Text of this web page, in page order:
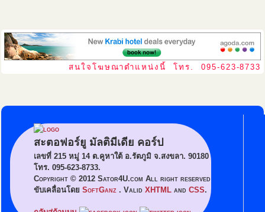
สนใจโฆษณาตำแหน่งนี้ โทร. 095-623-8733
สะตอฟอร์ยู มัลติมีเดีย คอร์ป
เลขที่ 215 หมู่ 14 ต.คูหาใต้ อ.รัตภูมิ จ.สงขลา. 90180
โทร. 095-623-8733.
Copyright © 2012 Sator4U.com All right reserved
ขับเคลื่อนโดย SoftGanz . Valid XHTML and CSS.